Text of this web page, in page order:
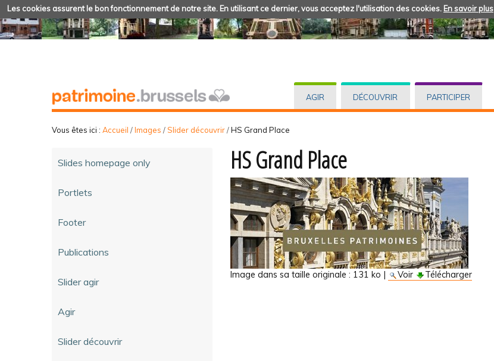
Les cookies assurent le bon fonctionnement de notre site. En utilisant ce dernier, vous acceptez l'utilisation des cookies. En savoir plus
AGIR DÉCOUVRIR PARTICIPER
Vous êtes ici : Accueil /Images /Slider découvrir/HS Grand Place
Slides homepage only
Portlets
Footer
Publications
Slider agir
Agir
Slider découvrir
HS Grand Place
Image dans sa taille originale : 131 ko | Voir Télécharger